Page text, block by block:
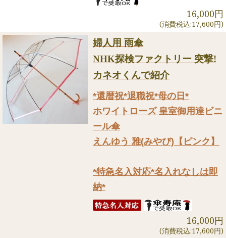
16,000円
(消費税込:17,600円)
婦人用 雨傘
NHK探検ファクトリー 突撃!
カネオくんで紹介
*還暦祝*退職祝*母の日*
ホワイトローズ 皇室御用達ビニ
ール傘
えんゆう 雅(みやび)【ピンク】
*特急名入対応*名入れなしは即
納*
16,000円
(消費税込:17,600円)